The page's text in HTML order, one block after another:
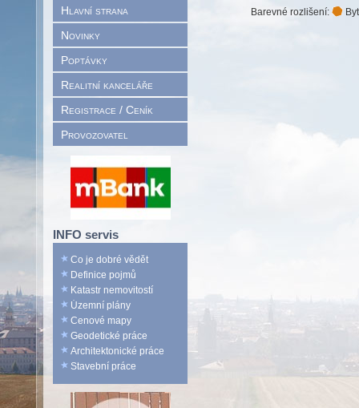
Hlavní strana
Novinky
Poptávky
Realitní kanceláře
Registrace / Ceník
Provozovatel
INFO servis
Co je dobré vědět
Definice pojmů
Katastr nemovitostí
Územní plány
Cenové mapy
Geodetické práce
Architektonické práce
Stavební práce
Barevné rozlišení: